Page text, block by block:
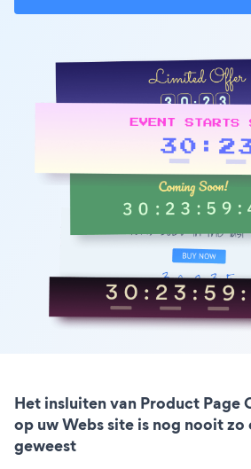
Het insluiten van Product Page
op uw Webs site is nog nooit zo
geweest